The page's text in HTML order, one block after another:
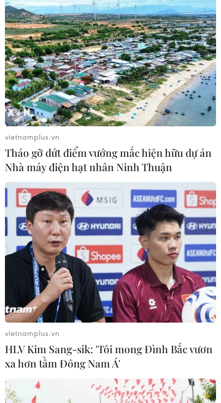
vietnamplus.vn
Tháo gỡ dứt điểm vướng mắc hiện hữu dự án
Nhà máy điện hạt nhân Ninh Thuận
vietnamplus.vn
HLV Kim Sang-sik: 'Tôi mong Đình Bắc vươn
xa hơn tầm Đông Nam Á'